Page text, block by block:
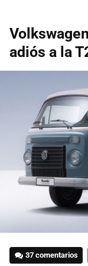
adiós a la
37 comentarios